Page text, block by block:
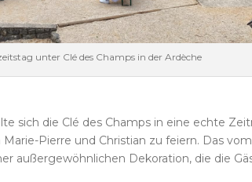
unter Clé des Champs in der Ardèche
sich die Clé des Champs in eine echte
Pierre und Christian zu feiern. Das
außergewöhnlichen Dekoration, die die